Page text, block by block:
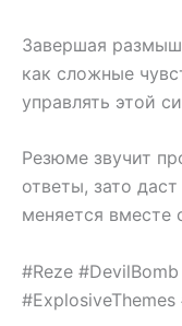
Завершая
как сложные
управлять этой
Резюме звучит
ответы, зато
меняется вместе
#Reze